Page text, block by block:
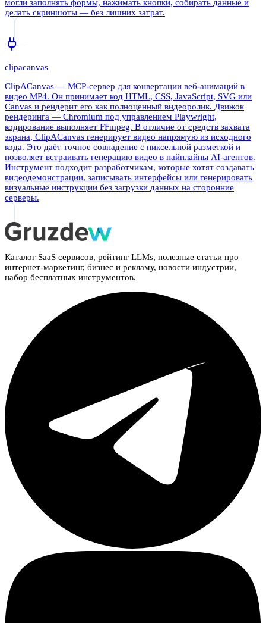
могли заполнять формы, нажимать кнопки, собирать данные и
делать скриншоты — без лишних затрат.
clipacanvas
ClipACanvas — MCP-сервер для конвертации веб-анимаций в
видео MP4. Он принимает код HTML, CSS, JavaScript, SVG или
Canvas и рендерит его как полноценный видеоролик. Движок
рендеринга — Chromium под управлением Playwright,
кодирование выполняет FFmpeg. В отличие от средств захвата
экрана, ClipACanvas генерирует видео напрямую из исходного
кода. Это даёт точное совпадение с пиксельной разметкой и
позволяет встраивать генерацию видео в пайплайны AI-агентов.
Инструмент подходит разработчикам, которые хотят создавать
видеодемонстрации, записывать интерфейсы или генерировать
визуальные инструкции без загрузки данных на сторонние
серверы.
Каталог SaaS сервисов, рейтинг LLMs, полезные статьи про
интернет-маркетинг, бизнес и рекламу, новости индустрии,
набор бесплатных инструментов.